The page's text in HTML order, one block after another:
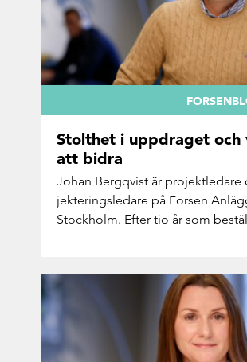
Stolt­het i upp­dra­get och
att bidra
Johan Ber­gqvist är
jek­te­rings­le­da­re på For­sen
Stock­holm. Efter tio år som